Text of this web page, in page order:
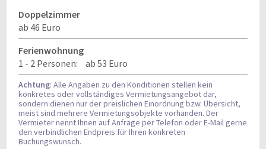
Doppelzimmer
ab 46 Euro
Ferienwohnung
1 - 2 Personen:
ab 53 Euro
Achtung: Alle Angaben zu den Konditionen stellen kein
konkretes oder vollständiges Vermietungsangebot dar,
sondern dienen nur der preislichen Einordnung bzw. Übersicht,
meist sind mehrere Vermietungsobjekte vorhanden. Der
Vermieter nennt Ihnen auf Anfrage per Telefon oder E-Mail gerne
den verbindlichen Endpreis für Ihren konkreten
Buchungswunsch.